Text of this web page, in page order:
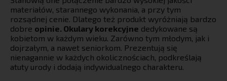
materiałów, starannego wykonania, a przy tym
rozsądnej cenie. Dlatego też produkt wyróżniają bardzo
dobre opinie. Okulary korekcyjne dedykowane są
kobietom w każdym wieku. Zarówno tym młodym, jak i
dojrzałym, a nawet seniorkom. Prezentują się
nienagannie w każdych okolicznościach, podkreślają
atuty urody i dodają indywidualnego charakteru.